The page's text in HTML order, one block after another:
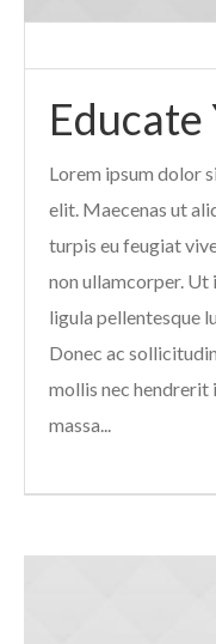
Lorem ipsum dolor
elit. Maecenas ut
turpis eu feugiat
non ullamcorper. Ut
ligula pellentesque
Donec ac
mollis nec hendrerit
massa...